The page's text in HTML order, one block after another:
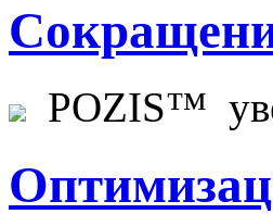
POZIS™